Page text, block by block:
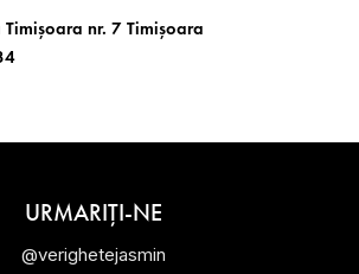
nr. 7 Timișoara
URMARIȚI-NE
@verighetejasmin